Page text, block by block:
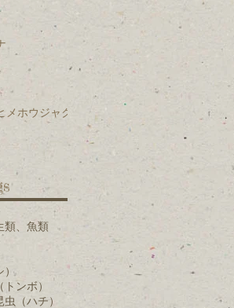
メホウジャク
類、魚類
）
ンボ）
虫（ハチ）